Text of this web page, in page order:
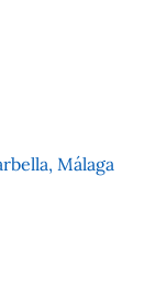
Málaga